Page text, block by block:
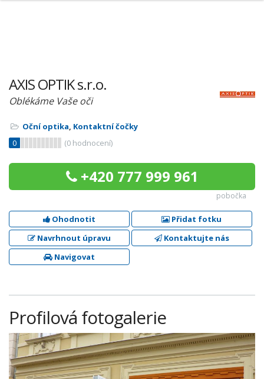
AXIS OPTIK s.r.o.
Oblékáme Vaše oči
Oční optika, Kontaktní čočky
0
(0 hodnocení)
+420 777 999 961
pobočka
Ohodnotit
Přidat fotku
Navrhnout úpravu
Kontaktujte nás
Navigovat
Profilová fotogalerie